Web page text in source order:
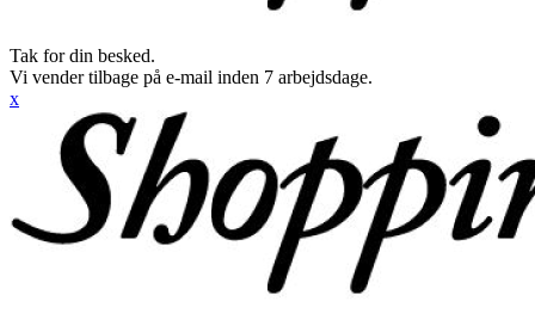
Tak for din besked.
Vi vender tilbage på e-mail inden 7 arbejdsdage.
x